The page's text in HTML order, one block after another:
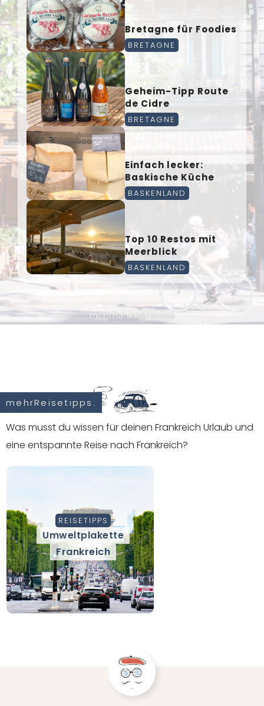
Bretagne für Foodies
BRETAGNE
Geheim-Tipp Route
de Cidre
BRETAGNE
Einfach lecker:
Baskische Küche
BASKENLAND
Top 10 Restos mit
Meerblick
BASKENLAND
mehrReisetipps.
Was musst du wissen für deinen Frankreich Urlaub und
eine entspannte Reise nach Frankreich?
REISETIPPS
Umweltplakette
Frankreich